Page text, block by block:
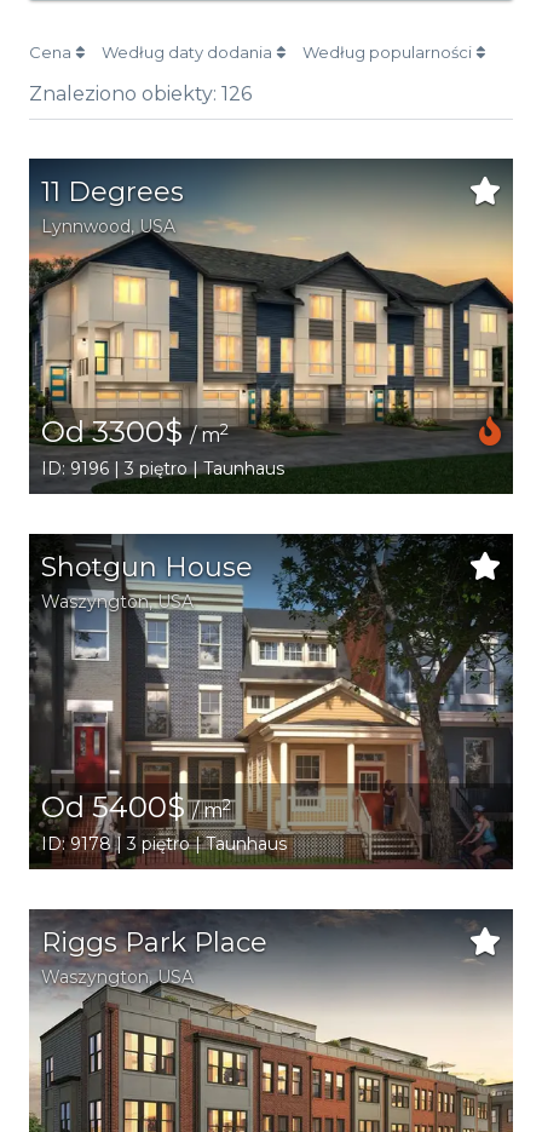
Cena Według daty dodania Według popularności
Znaleziono obiekty: 126
11 Degrees
Lynnwood, USA
Od 3300$/ m2
ID: 9196 | 3 piętro | Taunhaus
Shotgun House
Waszyngton,USA
Od 5400$/ m2
ID: 9178 | 3 piętro | Taunhaus
Riggs Park Place
Waszyngton,USA